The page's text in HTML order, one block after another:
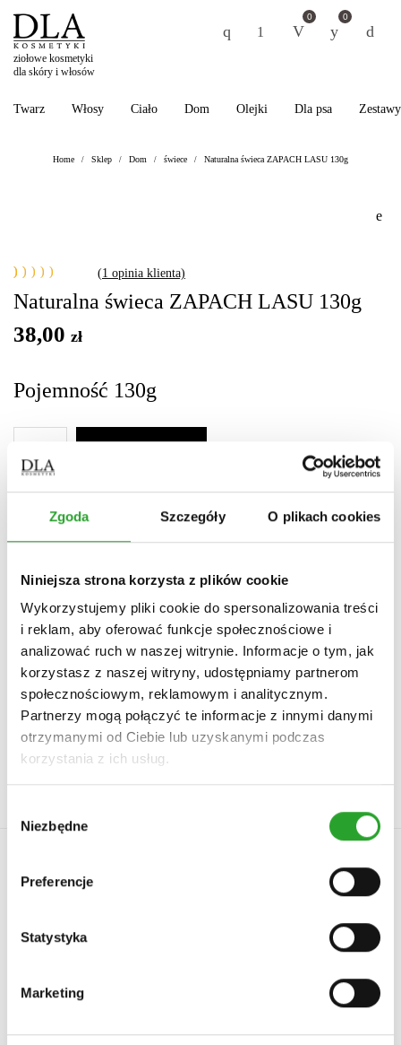
Zgoda Szczegóły O plikach cookies
Niniejsza strona korzysta z plików cookie
Wykorzystujemy pliki cookie do spersonalizowania treści
i reklam, aby oferować funkcje społecznościowe i
analizować ruch w naszej witrynie. Informacje o tym, jak
korzystasz z naszej witryny, udostępniamy partnerom
społecznościowym, reklamowym i analitycznym.
Partnerzy mogą połączyć te informacje z innymi danymi
otrzymanymi od Ciebie lub uzyskanymi podczas
korzystania z ich usług.
zgody
Niezbędne
Preferencje
Statystyka
Marketing
ziołowe kosmetyki
dla skóry i włosów
0 0
Twarz Włosy Ciało Dom Olejki Dla psa Zestawy
Home / Sklep / Dom / świece / Naturalna świeca ZAPACH LASU 130g
5.00na
5 na
oceny
klienta
(1 opinia klienta)
Naturalna świeca ZAPACH LASU 130g
38,00 zł
Pojemność 130g
O produkcie
Składniki (INCI)
Producent
Opinie
O nas
Koszyk